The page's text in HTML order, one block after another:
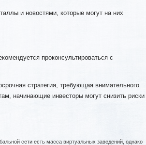
и новостями, которые могут на них
проконсультироваться с
стратегия, требующая внимательного
начинающие инвесторы могут снизить риски
сети есть масса виртуальных заведений, однако